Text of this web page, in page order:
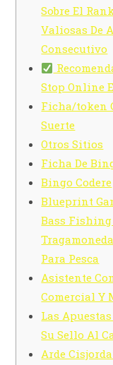
Sobre El
Valiosas De
Consecutivo
Stop Online
Ficha/token
Suerte
Otros Sitios
Ficha De
Bingo Codere
Blueprint
Bass
Para Pesca
Asistente
Comercial Y
Las
Su Sello Al
Arde